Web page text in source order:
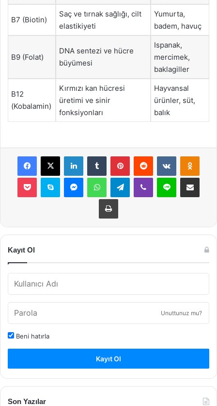
B7 (Biotin)
Saç ve tırnak sağlığı, cilt
elastikiyeti
Yumurta,
badem, havuç
B9 (Folat)
DNA sentezi ve hücre
büyümesi
Ispanak,
mercimek,
baklagiller
B12
(Kobalamin)
Kırmızı kan hücresi
üretimi ve sinir
fonksiyonları
Hayvansal
ürünler, süt,
balık
Facebook
X LinkedInTumblr PinterestReddit VKontakte
Pocket Skype MessengerWhatsAppTelegramViber Line E-Posta ile
Yazdır
Kayıt Ol
Unuttunuz mu?
Beni hatırla
Kayıt Ol
Son Yazılar